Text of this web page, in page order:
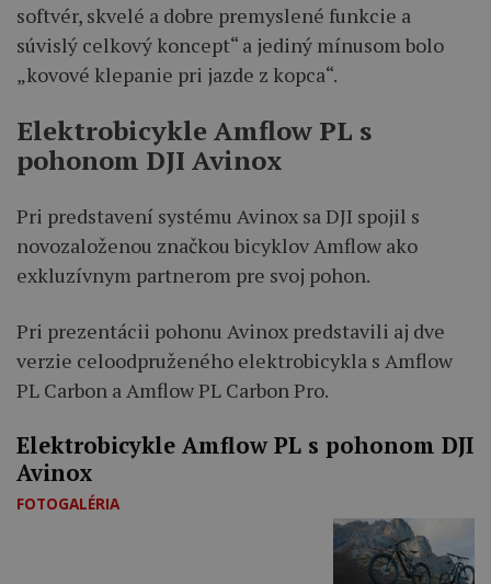
softvér, skvelé a dobre premyslené funkcie a
súvislý celkový koncept“ a jediný mínusom bolo
„kovové klepanie pri jazde z kopca“.
Elektrobicykle Amflow PL s
pohonom DJI Avinox
Pri predstavení systému Avinox sa DJI spojil s
novozaloženou značkou bicyklov Amflow ako
exkluzívnym partnerom pre svoj pohon.
Pri prezentácii pohonu Avinox predstavili aj dve
verzie celoodpruženého elektrobicykla s Amflow
PL Carbon a Amflow PL Carbon Pro.
Elektrobicykle Amflow PL s pohonom DJI
Avinox
FOTOGALÉRIA